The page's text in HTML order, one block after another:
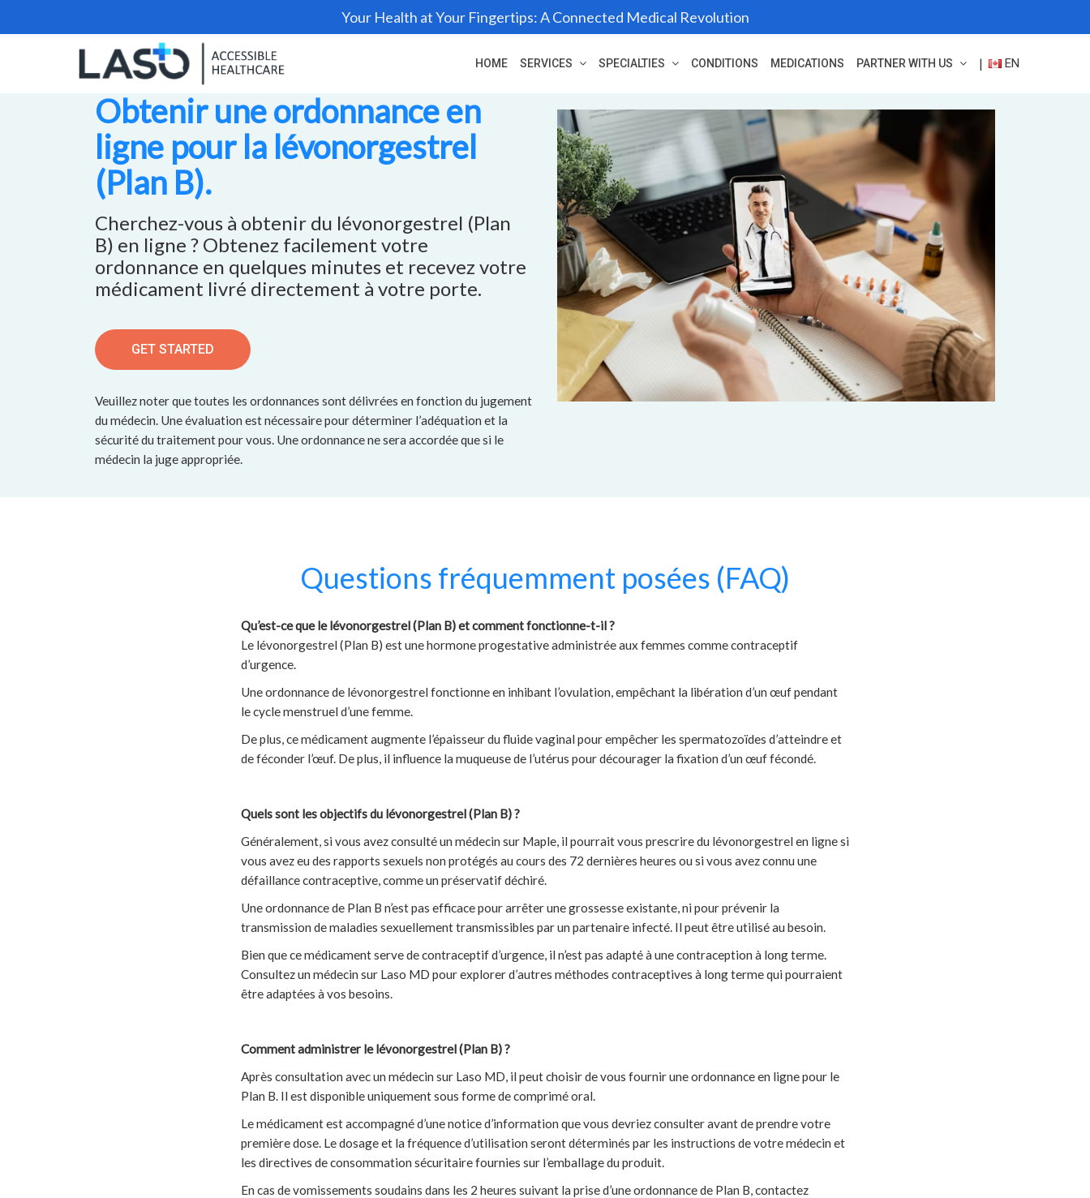
Your Health at Your Fingertips: A Connected Medical Revolution
HOME SERVICES SPECIALTIES CONDITIONS MEDICATIONS PARTNER WITH US | EN
Obtenir une ordonnance en
ligne pour la lévonorgestrel
(Plan B).
Cherchez-vous à obtenir du lévonorgestrel (Plan
B) en ligne ? Obtenez facilement votre
ordonnance en quelques minutes et recevez votre
médicament livré directement à votre porte.
GET STARTED
Veuillez noter que toutes les ordonnances sont délivrées en fonction du jugement
du médecin. Une évaluation est nécessaire pour déterminer l’adéquation et la
sécurité du traitement pour vous. Une ordonnance ne sera accordée que si le
médecin la juge appropriée.
Questions fréquemment posées (FAQ)
Qu’est-ce que le lévonorgestrel (Plan B) et comment fonctionne-t-il ?
Le lévonorgestrel (Plan B) est une hormone progestative administrée aux femmes comme contraceptif
d’urgence.
Une ordonnance de lévonorgestrel fonctionne en inhibant l’ovulation, empêchant la libération d’un œuf pendant
le cycle menstruel d’une femme.
De plus, ce médicament augmente l’épaisseur du fluide vaginal pour empêcher les spermatozoïdes d’atteindre et
de féconder l’œuf. De plus, il influence la muqueuse de l’utérus pour décourager la fixation d’un œuf fécondé.
Quels sont les objectifs du lévonorgestrel (Plan B) ?
Généralement, si vous avez consulté un médecin sur Maple, il pourrait vous prescrire du lévonorgestrel en ligne si
vous avez eu des rapports sexuels non protégés au cours des 72 dernières heures ou si vous avez connu une
défaillance contraceptive, comme un préservatif déchiré.
Une ordonnance de Plan B n’est pas efficace pour arrêter une grossesse existante, ni pour prévenir la
transmission de maladies sexuellement transmissibles par un partenaire infecté. Il peut être utilisé au besoin.
Bien que ce médicament serve de contraceptif d’urgence, il n’est pas adapté à une contraception à long terme.
Consultez un médecin sur Laso MD pour explorer d’autres méthodes contraceptives à long terme qui pourraient
être adaptées à vos besoins.
Comment administrer le lévonorgestrel (Plan B) ?
Après consultation avec un médecin sur Laso MD, il peut choisir de vous fournir une ordonnance en ligne pour le
Plan B. Il est disponible uniquement sous forme de comprimé oral.
Le médicament est accompagné d’une notice d’information que vous devriez consulter avant de prendre votre
première dose. Le dosage et la fréquence d’utilisation seront déterminés par les instructions de votre médecin et
les directives de consommation sécuritaire fournies sur l’emballage du produit.
En cas de vomissements soudains dans les 2 heures suivant la prise d’une ordonnance de Plan B, contactez